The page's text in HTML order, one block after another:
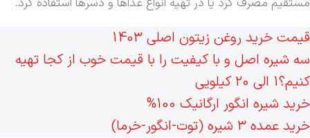
مستقیم مصرف کرد یا در تهیه انواع غذاها و دسرها استفاده کرد.
قیمت خرید روغن زیتون اصلی 1403
سه شیره اصل و با کیفیت را با قیمت خوب از کجا تهیه
کنیم؟1 الی 20 کیلویی
خرید شیره انگور ارگانیک 100%
خرید عمده 3 شیره (توت-انگور-خرما)